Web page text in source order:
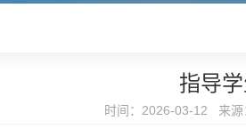
指导
时间：2026-03-12 来